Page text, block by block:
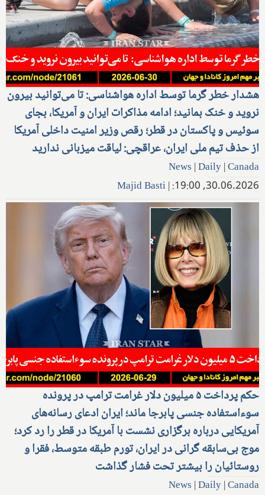
هشدار خطر گرما توسط اداره هواشناسی: تا می‌توانید بیرون
نروید و خنک بمانید؛ ادامه مذاکرات ایران و آمریکا، بجای
سوئیس و پاکستان در قطر؛ رقص وزیر امنیت داخلی آمریکا
از حذف تیم ملی ایران، عراقچی: لیاقت میزبانی ندارید
News |Daily|Canada
30.06.2026, 19:00:
|
Majid Basti
حکم پرداخت ۵ میلیون دلار غرامت ترامپ در پرونده
سوءاستفاده جنسی پابرجا ماند؛ ایران ادعای رسانه‌های
آمریکایی درباره برگزاری نشست با آمریکا در قطر را رد کرد؛
موج بی‌سابقه گرانی در ایران، تورم طبقه متوسط، فقرا و
روستائیان را بیشتر تحت فشار گذاشت
News |Daily|Canada